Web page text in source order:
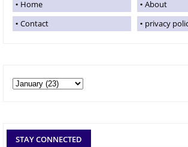
Home
About
Contact
privacy
STAY CONNECTED